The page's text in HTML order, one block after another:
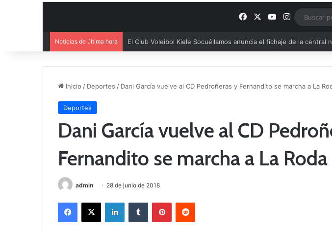
FacebookYouTube
Instagram
Noticias de última hora El Cuenca Deportiva refuerza su plantilla con talento de la comarca
Inicio / Deportes / Dani García vuelve al CD Pedroñeras y Fernandito se marcha a La
Deportes
Dani García vuelve al CD
Fernandito se marcha a La Roda
admin 28 de junio de 2018